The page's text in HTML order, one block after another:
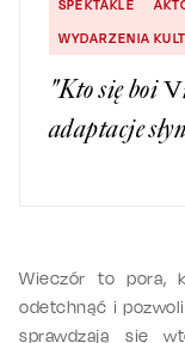
SPEKTAKLE
WYDARZENIA
"Kto się boi
adaptacje
Wieczór to pora,
odetchnąć i
sprawdzają się